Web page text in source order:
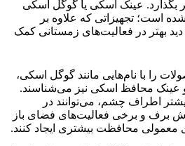
بگذارد. عینک اسکی یا گوگل اسکی
است؛ تجهیزاتی که علاوه بر
بهتر در فعالیت‌های زمستانی کمک
را با نام‌هایی مانند گوگل اسکی،
عینک محافظ اسکی نیز می‌شناسند.
اطراف چشم، می‌توانند در
برف و برخی فعالیت‌های فضای باز
محافظت بیشتری ایجاد کنند.